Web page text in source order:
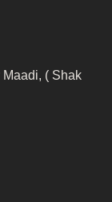
( Shak